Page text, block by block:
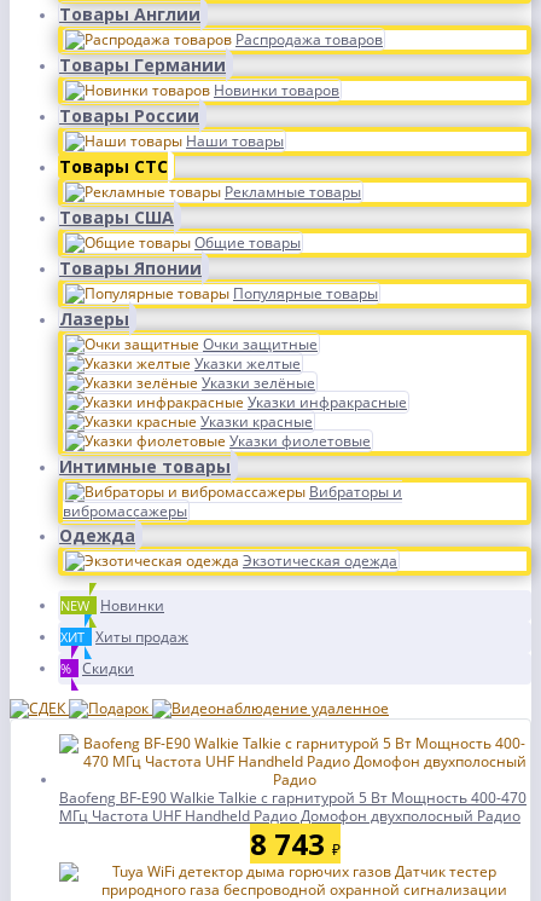
Товары Англии
Распродажа товаров
Товары Германии
Новинки товаров
Товары России
Наши товары
Товары СТС
Рекламные товары
Товары США
Общие товары
Товары Японии
Популярные товары
Лазеры
Очки защитные
Указки желтые
Указки зелёные
Указки инфракрасные
Указки красные
Указки фиолетовые
Интимные товары
Вибраторы и
вибромассажеры
Одежда
Экзотическая одежда
NEW Новинки
ХИТ Хиты продаж
% Скидки
Baofeng BF-E90 Walkie Talkie с гарнитурой 5 Вт Мощность 400-470
МГц Частота UHF Handheld Радио Домофон двухполосный Радио
8 743 ₽